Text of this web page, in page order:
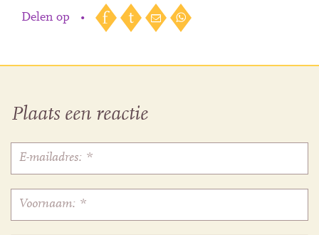
Delen op •
Plaats een reactie